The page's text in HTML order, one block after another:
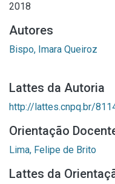
2018
Autores
Bispo, Imara Queiroz
Lattes da Autoria
http://lattes.cnpq.br/
Orientação
Lima, Felipe de Brito
Lattes da